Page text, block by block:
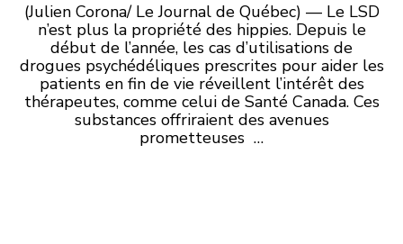
(Julien Corona/ Le Journal de Québec) — Le LSD
n’est plus la propriété des hippies. Depuis le
début de l’année, les cas d’utilisations de
drogues psychédéliques prescrites pour aider les
patients en fin de vie réveillent l’intérêt des
thérapeutes, comme celui de Santé Canada. Ces
substances offriraient des avenues
prometteuses …